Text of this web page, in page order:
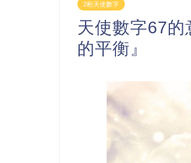
2桁天使數字
天使數字67
的平衡』